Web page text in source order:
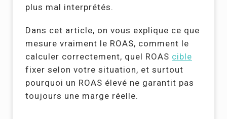
plus mal interprétés.
Dans cet article, on vous explique ce que
mesure vraiment le ROAS, comment le
calculer correctement, quel ROAS cible
fixer selon votre situation, et surtout
pourquoi un ROAS élevé ne garantit pas
toujours une marge réelle.